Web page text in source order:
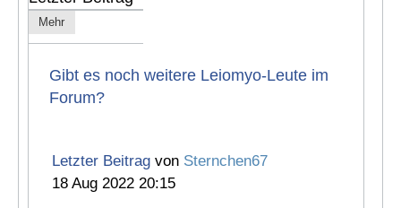
Mehr
Gibt es noch weitere Leiomyo-Leute im
Forum?
Letzter Beitrag von Sternchen67
18 Aug 2022 20:15